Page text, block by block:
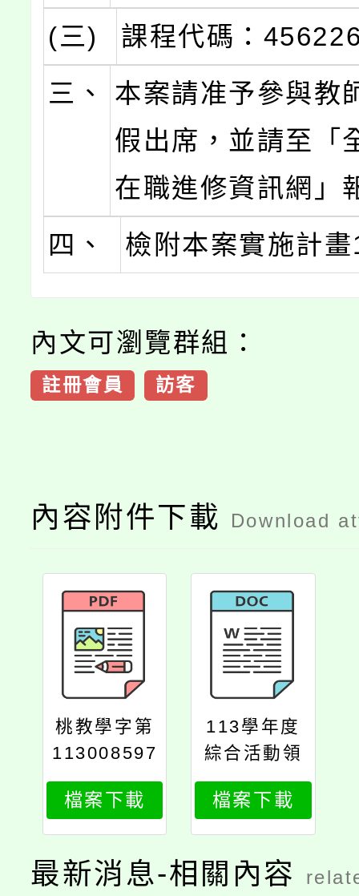
(三)
課程代碼：
三、
本案請准予參與教
假出席，並請至「
在職進修資訊網」
四、
檢附本案實施計
內文可瀏覽群組：
註冊會員 訪客
內容附件下載 Download
桃教學字第
113008597
0號
檔案下載
113學年度
綜合活動領
域跨科主題
課程後疫情
時代的關係
議題「青少
年生命韌力
檔案下載
最新消息-相關內容